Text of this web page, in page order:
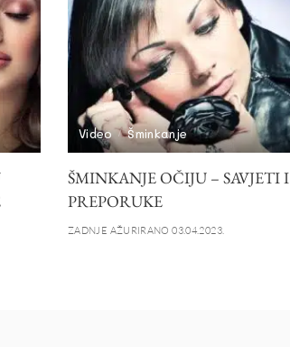
Video Šminkanje
ŠMINKANJE OČIJU – SAVJETI I
PREPORUKE
ZADNJE AŽURIRANO 03.04.2023.